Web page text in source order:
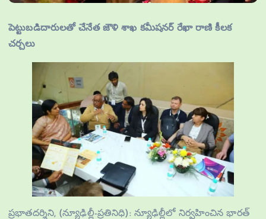
పెట్టుబడిదారులతో చేనేత జౌళి శాఖ కమీషనర్ రేఖా రాణి కీలక
చర్చలు
ప్రభాతదర్శిని, (న్యూఢిల్లీ-ప్రతినిధి): న్యూఢిల్లీలో నిర్వహించిన భారత్